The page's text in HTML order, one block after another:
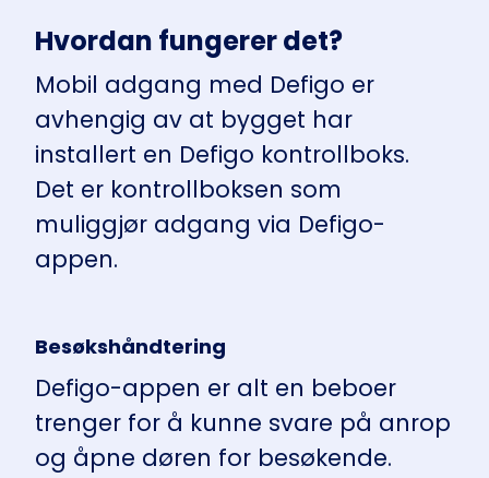
Hvordan fungerer det?
Mobil adgang med Defigo er
avhengig av at bygget har
installert en Defigo kontrollboks.
Det er kontrollboksen som
muliggjør adgang via Defigo-
appen.
Besøkshåndtering
Defigo-appen er alt en beboer
trenger for å kunne svare på anrop
og åpne døren for besøkende.